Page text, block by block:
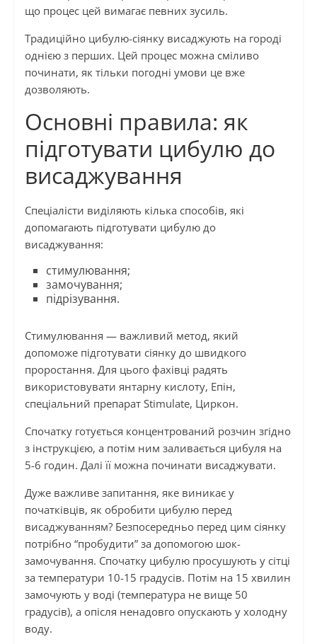
що процес цей вимагає певних зусиль.
Традиційно цибулю-сіянку висаджують на городі
однією з перших. Цей процес можна сміливо
починати, як тільки погодні умови це вже
дозволяють.
Основні правила: як
підготувати цибулю до
висаджування
Спеціалісти виділяють кілька способів, які
допомагають підготувати цибулю до
висаджування:
стимулювання;
замочування;
підрізування.
Стимулювання — важливий метод, який
допоможе підготувати сіянку до швидкого
проростання. Для цього фахівці радять
використовувати янтарну кислоту, Епін,
спеціальний препарат Stimulate, Циркон.
Спочатку готується концентрований розчин згідно
з інструкцією, а потім ним заливається цибуля на
5-6 годин. Далі її можна починати висаджувати.
Дуже важливе запитання, яке виникає у
початківців, як обробити цибулю перед
висаджуванням? Безпосередньо перед цим сіянку
потрібно “пробудити” за допомогою шок-
замочування. Спочатку цибулю просушують у сітці
за температури 10-15 градусів. Потім на 15 хвилин
замочують у воді (температура не вище 50
градусів), а опісля ненадовго опускають у холодну
воду.